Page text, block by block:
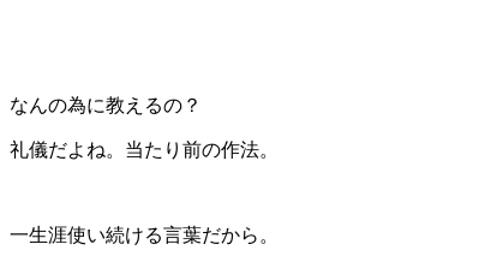
なんの為に教えるの？
礼儀だよね。当たり前の作法。
一生涯使い続ける言葉だから。